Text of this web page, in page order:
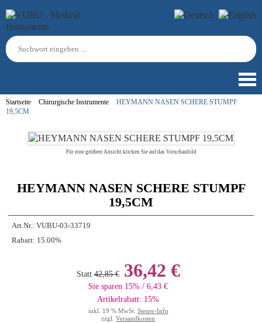
Startseite Chirurgische Instrumente
HEYMANN NASEN SCHERE STUMPF
19,5CM
Für eine größere Ansicht klicken Sie auf das Vorschaubild
HEYMANN NASEN SCHERE STUMPF
19,5CM
Art.Nr.: VUBU-03-33719
Rabatt: 15.00%
Statt 42,85 €36,42 €
Sie sparen 15% / 6,43 €
Artikelrabatt: 15%
inkl. 19 % MwSt. Steuer-Info
zzgl. Versandkosten